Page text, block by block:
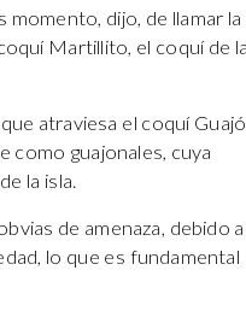
dijo, de llamar la
Martillito, el coquí de la
atraviesa el coquí
como guajonales, cuya
la isla.
de amenaza, debido a
lo que es fundamental